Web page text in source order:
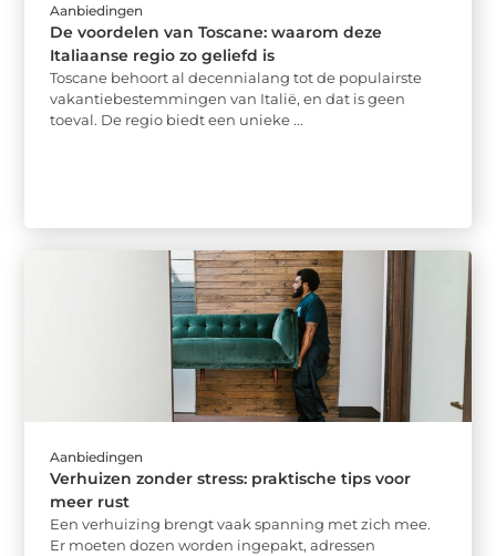
Aanbiedingen
De voordelen van Toscane: waarom deze
Italiaanse regio zo geliefd is
Toscane behoort al decennialang tot de populairste
vakantiebestemmingen van Italië, en dat is geen
toeval. De regio biedt een unieke ...
Aanbiedingen
Verhuizen zonder stress: praktische tips voor
meer rust
Een verhuizing brengt vaak spanning met zich mee.
Er moeten dozen worden ingepakt, adressen